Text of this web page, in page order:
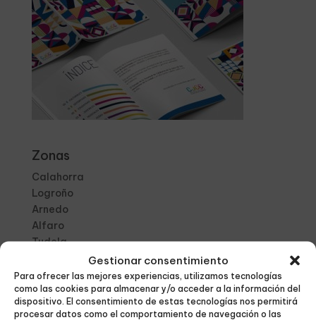
Gestionar consentimiento
Para ofrecer las mejores experiencias, utilizamos tecnologías
como las cookies para almacenar y/o acceder a la información del
dispositivo. El consentimiento de estas tecnologías nos permitirá
procesar datos como el comportamiento de navegación o las
Zonas
Calahorra
Logroño
Arnedo
Alfaro
Tudela
Ribera de Navarra
Eibar
Elgoibar
Durango